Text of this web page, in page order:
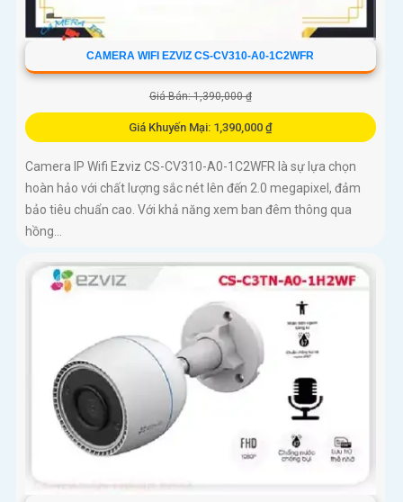
CAMERA WIFI EZVIZ CS-CV310-A0-1C2WFR
Giá Bán: 1,390,000 ₫
Giá Khuyến Mại: 1,390,000 ₫
Camera IP Wifi Ezviz CS-CV310-A0-1C2WFR là sự lựa chọn
hoàn hảo với chất lượng sắc nét lên đến 2.0 megapixel, đảm
bảo tiêu chuẩn cao. Với khả năng xem ban đêm thông qua
hồng...